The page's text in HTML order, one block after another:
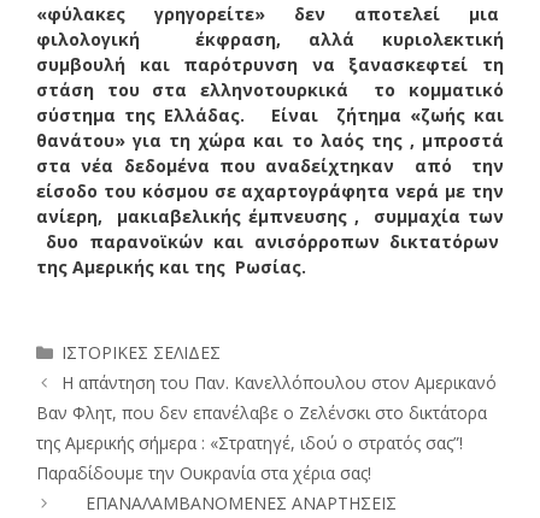
«φύλακες γρηγορείτε» δεν αποτελεί μια
φιλολογική έκφραση, αλλά κυριολεκτική
συμβουλή και παρότρυνση να ξανασκεφτεί τη
στάση του στα ελληνοτουρκικά το κομματικό
σύστημα της Ελλάδας. Είναι ζήτημα «ζωής και
θανάτου» για τη χώρα και το λαός της , μπροστά
στα νέα δεδομένα που αναδείχτηκαν από την
είσοδο του κόσμου σε αχαρτογράφητα νερά με την
ανίερη, μακιαβελικής έμπνευσης , συμμαχία των
δυο παρανοϊκών και ανισόρροπων δικτατόρων
της Αμερικής και της Ρωσίας.
Κατηγορίες
ΙΣΤΟΡΙΚΕΣ ΣΕΛΙΔΕΣ
Η απάντηση του Παν. Κανελλόπουλου στον Αμερικανό
Βαν Φλητ, που δεν επανέλαβε ο Ζελένσκι στο δικτάτορα
της Αμερικής σήμερα : «Στρατηγέ, ιδού ο στρατός σας”!
Παραδίδουμε την Ουκρανία στα χέρια σας!
ΕΠΑΝΑΛΑΜΒΑΝΟΜΕΝΕΣ ΑΝΑΡΤΗΣΕΙΣ